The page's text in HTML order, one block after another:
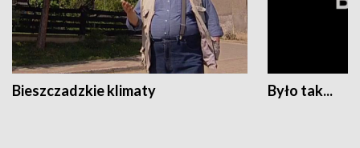
Bieszczadzkie klimaty Było tak...